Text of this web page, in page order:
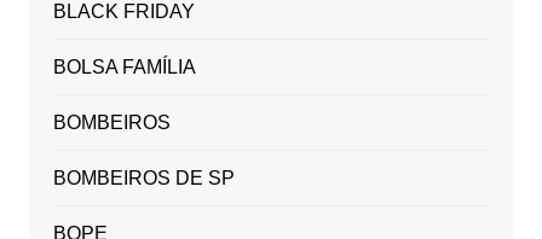
BLACK FRIDAY
BOLSA FAMÍLIA
BOMBEIROS
BOMBEIROS DE SP
BOPE